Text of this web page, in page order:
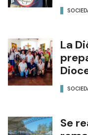
La
Se